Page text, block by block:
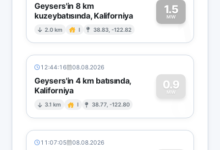
Geysers'in 8 km
kuzeybatısında, Kaliforniya
2.0 km I 38.83, -122.82
1.5
MW1
12:44:16 08.08.2026
Geysers'in 4 km batısında,
Kaliforniya
3.1 km I 38.77, -122.80
0.9
MW
0
11:07:05 08.08.2026